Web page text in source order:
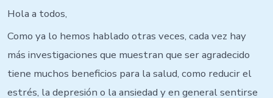
Hola a todos,
Como ya lo hemos hablado otras veces, cada vez hay
más investigaciones que muestran que ser agradecido
tiene muchos beneficios para la salud, como reducir el
estrés, la depresión o la ansiedad y en general sentirse